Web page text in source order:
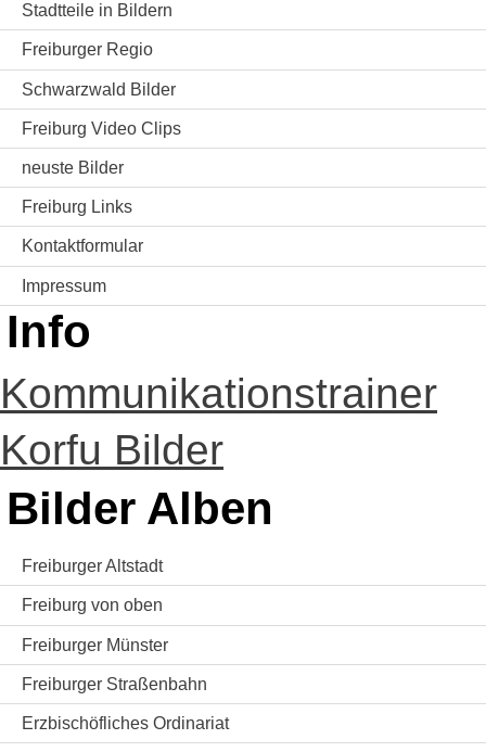
Stadtteile in Bildern
Freiburger Regio
Schwarzwald Bilder
Freiburg Video Clips
neuste Bilder
Freiburg Links
Kontaktformular
Impressum
Info
Kommunikationstrainer
Korfu Bilder
Bilder Alben
Freiburger Altstadt
Freiburg von oben
Freiburger Münster
Freiburger Straßenbahn
Erzbischöfliches Ordinariat